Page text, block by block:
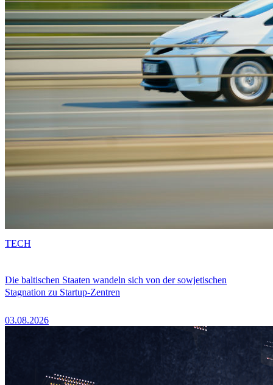
Die baltischen Staaten wandeln sich von der sowjetischen
Stagnation zu Startup-Zentren
03.08.2026
TECH